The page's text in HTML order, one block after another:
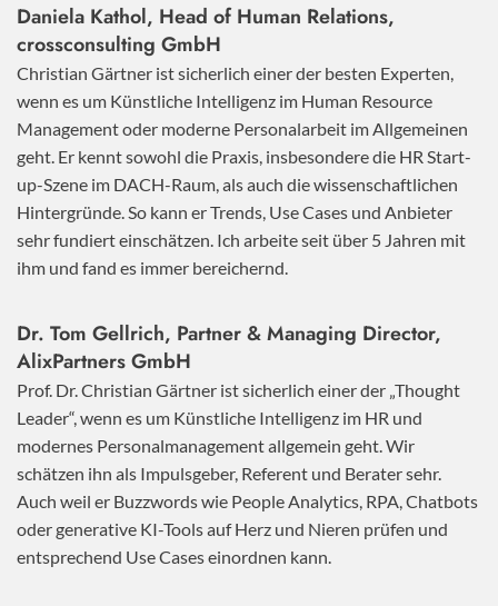
Daniela Kathol, Head of Human Relations,
crossconsulting GmbH
Christian Gärtner ist sicherlich einer der besten Experten,
wenn es um Künstliche Intelligenz im Human Resource
Management oder moderne Personalarbeit im Allgemeinen
geht. Er kennt sowohl die Praxis, insbesondere die HR Start-
up-Szene im DACH-Raum, als auch die wissenschaftlichen
Hintergründe. So kann er Trends, Use Cases und Anbieter
sehr fundiert einschätzen. Ich arbeite seit über 5 Jahren mit
ihm und fand es immer bereichernd.
Dr. Tom Gellrich, Partner & Managing Director,
AlixPartners GmbH
Prof. Dr. Christian Gärtner ist sicherlich einer der „Thought
Leader“, wenn es um Künstliche Intelligenz im HR und
modernes Personalmanagement allgemein geht. Wir
schätzen ihn als Impulsgeber, Referent und Berater sehr.
Auch weil er Buzzwords wie People Analytics, RPA, Chatbots
oder generative KI-Tools auf Herz und Nieren prüfen und
entsprechend Use Cases einordnen kann.